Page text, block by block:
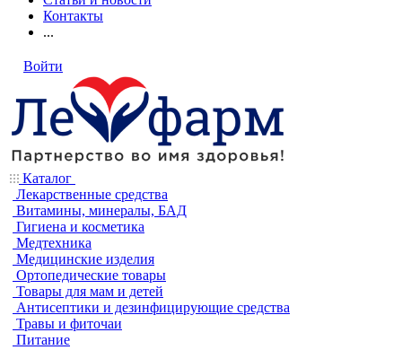
Контакты
...
Войти
Каталог
Лекарственные средства
Витамины, минералы, БАД
Гигиена и косметика
Медтехника
Медицинские изделия
Ортопедические товары
Товары для мам и детей
Антисептики и дезинфицирующие средства
Травы и фиточаи
Питание